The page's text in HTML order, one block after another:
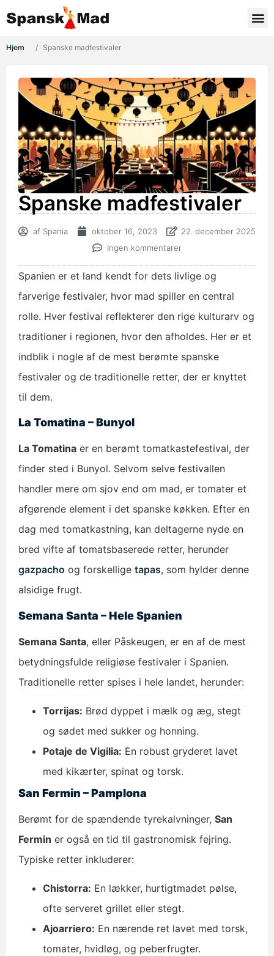
Hjem Spanske madfestivaler
Spanske madfestivaler
af Spania oktober 16, 2023
22. december 2025
Ingen kommentarer
Spanien er et land kendt for dets livlige og
farverige festivaler, hvor mad spiller en central
rolle. Hver festival reflekterer den rige kulturarv og
traditioner i regionen, hvor den afholdes. Her er et
indblik i nogle af de mest berømte spanske
festivaler og de traditionelle retter, der er knyttet
til dem.
La Tomatina – Bunyol
La Tomatina er en berømt tomatkastefestival, der
finder sted i Bunyol. Selvom selve festivallen
handler mere om sjov end om mad, er tomater et
afgørende element i det spanske køkken. Efter en
dag med tomatkastning, kan deltagerne nyde en
bred vifte af tomatsbaserede retter, herunder
gazpacho og forskellige tapas, som hylder denne
alsidige frugt.
Semana Santa – Hele Spanien
Semana Santa, eller Påskeugen, er en af de mest
betydningsfulde religiøse festivaler i Spanien.
Traditionelle retter spises i hele landet, herunder:
Torrijas: Brød dyppet i mælk og æg, stegt
og sødet med sukker og honning.
Potaje de Vigilia: En robust gryderet lavet
med kikærter, spinat og torsk.
San Fermin – Pamplona
Berømt for de spændende tyrekalvninger, San
Fermin er også en tid til gastronomisk fejring.
Typiske retter inkluderer:
Chistorra: En lækker, hurtigtmadet pølse,
ofte serveret grillet eller stegt.
Ajoarriero: En nærende ret lavet med torsk,
tomater, hvidløg, og peberfrugter.